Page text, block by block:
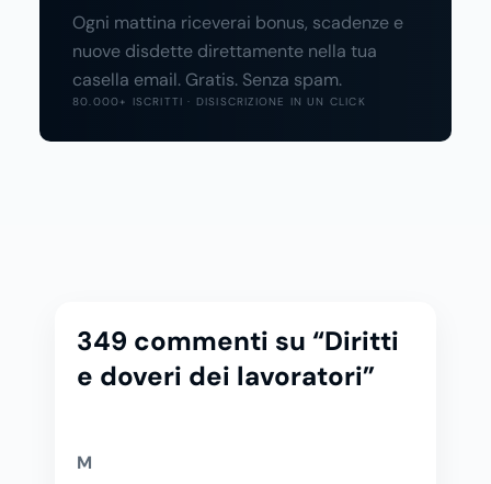
Ogni mattina riceverai bonus, scadenze e
nuove disdette direttamente nella tua
casella email. Gratis. Senza spam.
80.000+ ISCRITTI · DISISCRIZIONE IN UN CLICK
349 commenti su “Diritti
e doveri dei lavoratori”
M